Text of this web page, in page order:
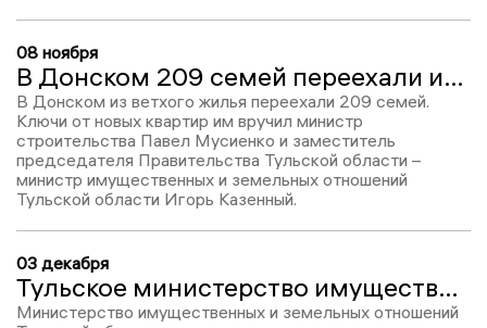
08 ноября
В Донском 209 семей переехали из ветхого жилья
В Донском из ветхого жилья переехали 209 семей.
Ключи от новых квартир им вручил министр
строительства Павел Мусиенко и заместитель
председателя Правительства Тульской области –
министр имущественных и земельных отношений
Тульской области Игорь Казенный.
03 декабря
Тульское министерство имущественных отношений проводит мониторинг самовольно занятых земельных участков
Министерство имущественных и земельных отношений